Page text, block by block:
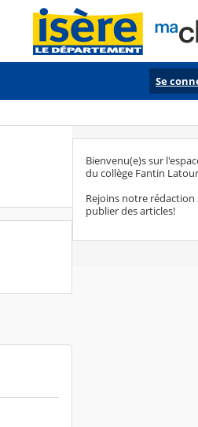
Se
Bienvenu(e)s sur
du collège Fantin
Rejoins notre
publier des articles!